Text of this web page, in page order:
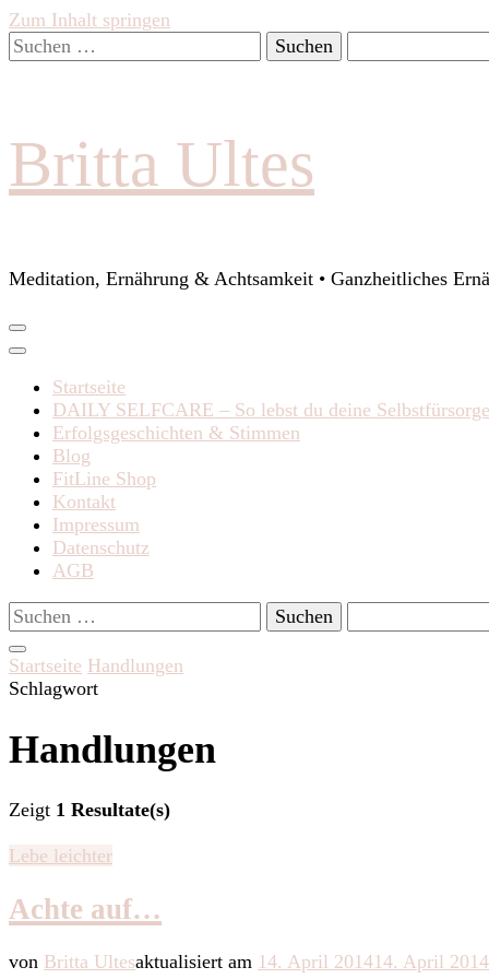
Zum Inhalt springen
Suchen
nach:
Britta Ultes
Meditation, Ernährung & Achtsamkeit • Ganzheitliches
Startseite
DAILY SELFCARE – So lebst du deine Selbstfürsorge
Erfolgsgeschichten & Stimmen
Blog
FitLine Shop
Kontakt
Impressum
Datenschutz
AGB
Suchen
nach:
Startseite Handlungen
Schlagwort
Handlungen
Zeigt 1 Resultate(s)
Lebe leichter
Achte auf…
von Britta Ultesaktualisiert am 14. April 201414. April 2014